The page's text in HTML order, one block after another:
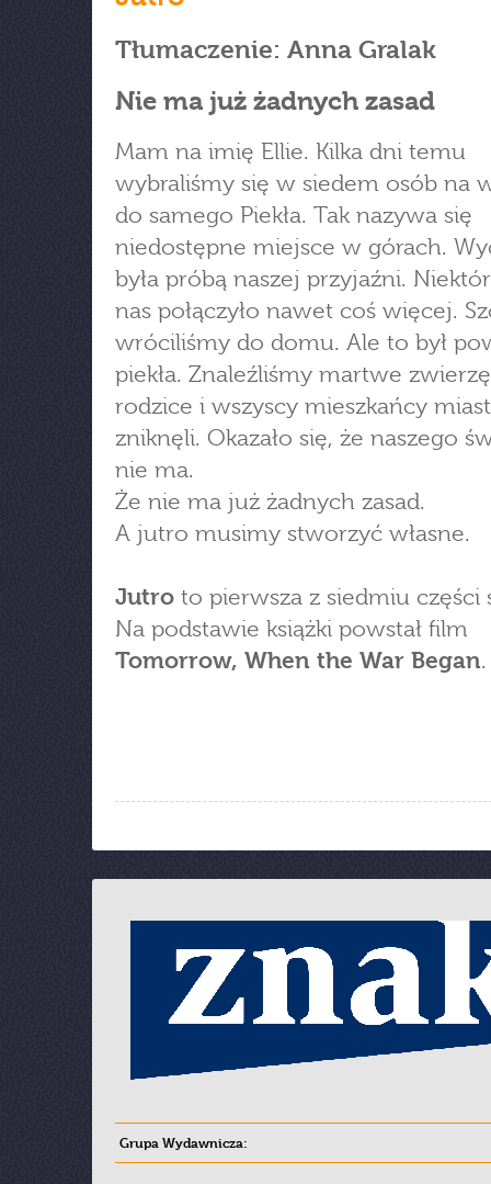
Tłumaczenie: Anna Gralak
Nie ma już żadnych zasad
Mam na imię Ellie. Kilka dni temu
wybraliśmy się w siedem osób na
do samego Piekła. Tak nazywa się
niedostępne miejsce w górach.
była próbą naszej przyjaźni.
nas połączyło nawet coś więcej.
wróciliśmy do domu. Ale to był
piekła. Znaleźliśmy martwe
rodzice i wszyscy mieszkańcy
zniknęli. Okazało się, że naszego
nie ma.
Że nie ma już żadnych zasad.
A jutro musimy stworzyć własne.
Jutro to pierwsza z siedmiu części
Na podstawie książki powstał film
Tomorrow, When the War Began.
Grupa Wydawnicza: